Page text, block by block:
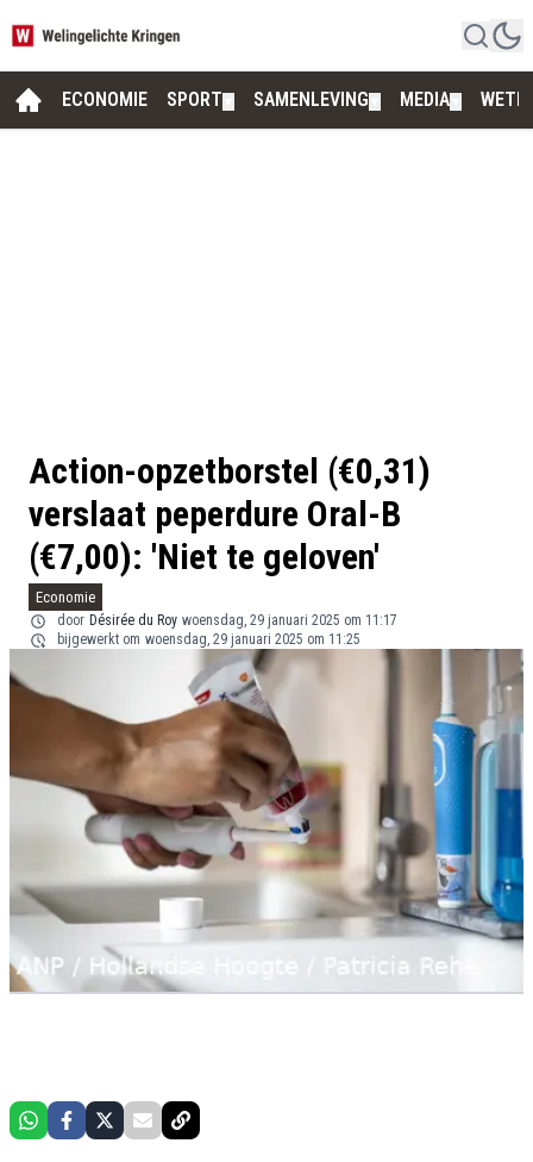
ECONOMIE SPORT SAMENLEVING MEDIA
Action-opzetborstel (€0,31)
verslaat peperdure Oral-B
(€7,00): 'Niet te geloven'
Economie
door Désirée du Roy woensdag, 29 januari 2025 om 11:17
bijgewerkt om woensdag, 29 januari 2025 om 11:25